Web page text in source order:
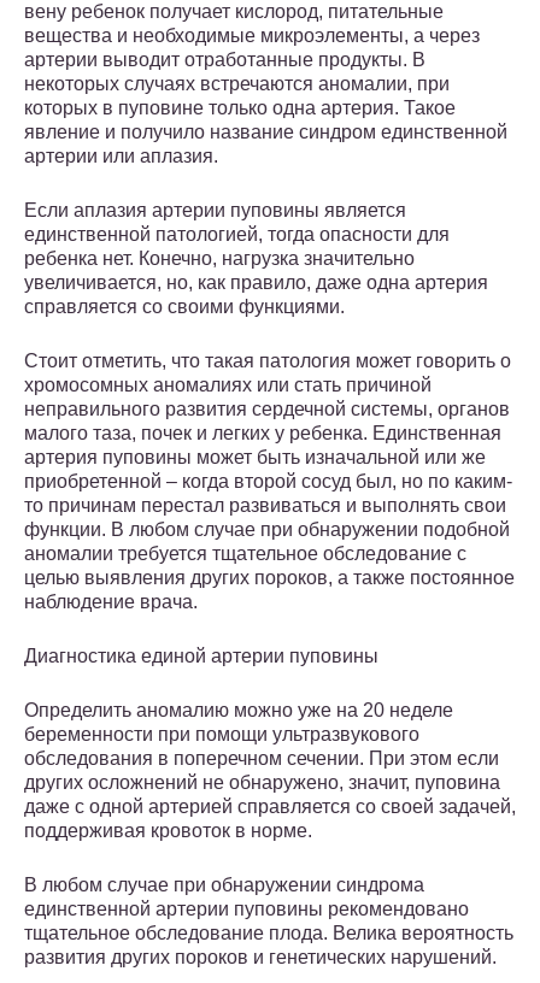
вену ребенок получает кислород, питательные
вещества и необходимые микроэлементы, а через
артерии выводит отработанные продукты. В
некоторых случаях встречаются аномалии, при
которых в пуповине только одна артерия. Такое
явление и получило название синдром единственной
артерии или аплазия.
Если аплазия артерии пуповины является
единственной патологией, тогда опасности для
ребенка нет. Конечно, нагрузка значительно
увеличивается, но, как правило, даже одна артерия
справляется со своими функциями.
Стоит отметить, что такая патология может говорить о
хромосомных аномалиях или стать причиной
неправильного развития сердечной системы, органов
малого таза, почек и легких у ребенка. Единственная
артерия пуповины может быть изначальной или же
приобретенной – когда второй сосуд был, но по каким-
то причинам перестал развиваться и выполнять свои
функции. В любом случае при обнаружении подобной
аномалии требуется тщательное обследование с
целью выявления других пороков, а также постоянное
наблюдение врача.
Диагностика единой артерии пуповины
Определить аномалию можно уже на 20 неделе
беременности при помощи ультразвукового
обследования в поперечном сечении. При этом если
других осложнений не обнаружено, значит, пуповина
даже с одной артерией справляется со своей задачей,
поддерживая кровоток в норме.
В любом случае при обнаружении синдрома
единственной артерии пуповины рекомендовано
тщательное обследование плода. Велика вероятность
развития других пороков и генетических нарушений.